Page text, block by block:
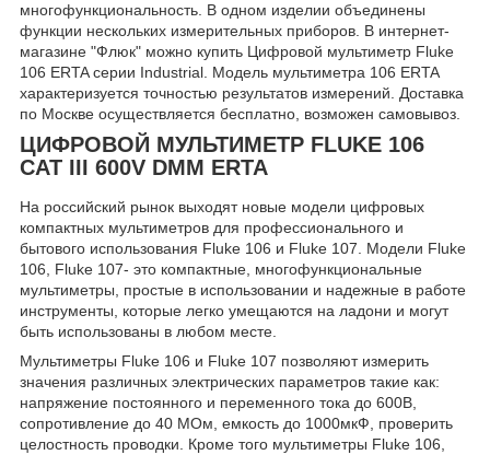
многофункциональность. В одном изделии объединены
функции нескольких измерительных приборов. В интернет-
магазине "Флюк" можно купить Цифровой мультиметр Fluke
106 ERTA серии Industrial. Модель мультиметра 106 ERTA
характеризуется точностью результатов измерений. Доставка
по Москве осуществляется бесплатно, возможен самовывоз.
ЦИФРОВОЙ МУЛЬТИМЕТР FLUKE 106
CAT III 600V DMM ERTA
На российский рынок выходят новые модели цифровых
компактных мультиметров для профессионального и
бытового использования Fluke 106 и Fluke 107 . Модели Fluke
106, Fluke 107- это компактные, многофункциональные
мультиметры, простые в использовании и надежные в работе
инструменты, которые легко умещаются на ладони и могут
быть использованы в любом месте.
Мультиметры Fluke 106 и Fluke 107 позволяют измерить
значения различных электрических параметров такие как:
напряжение постоянного и переменного тока до 600В,
сопротивление до 40 МОм, емкость до 1000мкФ, проверить
целостность проводки. Кроме того мультиметры Fluke 106,